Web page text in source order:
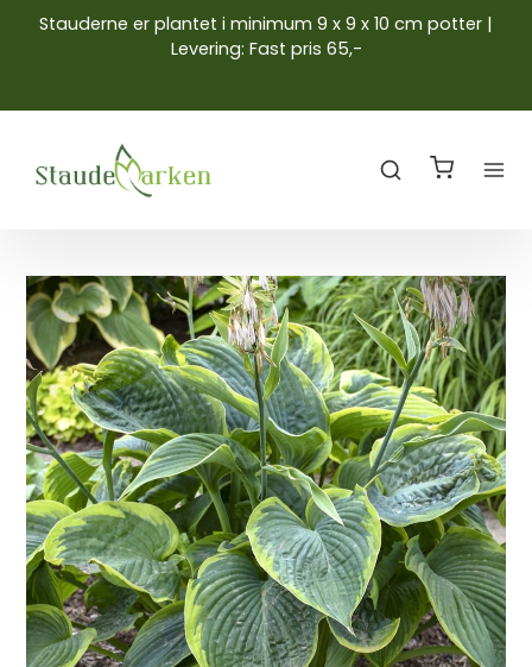
Stauderne er plantet i minimum 9 x 9 x 10 cm potter |
Levering: Fast pris 65,-